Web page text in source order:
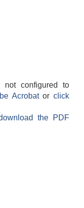
not configured to
Acrobatorclick
the PDF